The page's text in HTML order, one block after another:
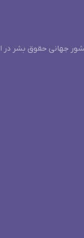
جهانی حقوق بشر در